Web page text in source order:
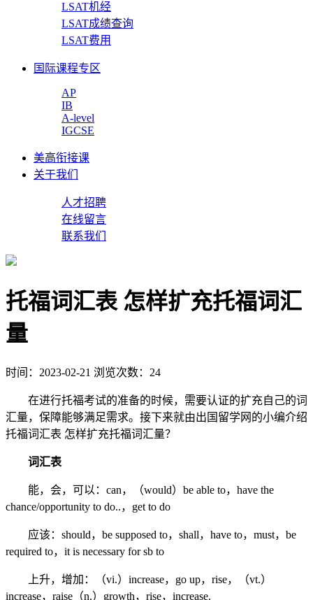
LSAT机经
LSAT成绩查询
LSAT费用
国际课程专区
AP
IB
A-level
IGCSE
美高衔接课
关于我们
人才招聘
在线留言
联系我们
托福词汇表 怎样扩充托福词汇
量
时间：2023-02-21 浏览次数：24
在进行托福考试的准备的时候，需要认证的扩充自己的词
汇量，保障能够满足需求。接下来就由出国留学网的小编介绍
托福词汇表 怎样扩充托福词汇量？
词汇表
能，会，可以：can，（would）be able to，have the
chance/opportunity to do..，get to do
应该：should，be supposed to，shall，have to，must，be
required to，it is necessary for sb to
上升，增加：（vi.）increase，go up，rise，（vt.）
increase，raise（n.）growth，rise，increase.